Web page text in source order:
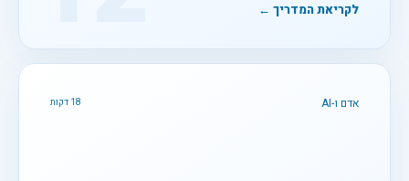
לקריאת המדריך ←
אדם ו-AI 18 דקות